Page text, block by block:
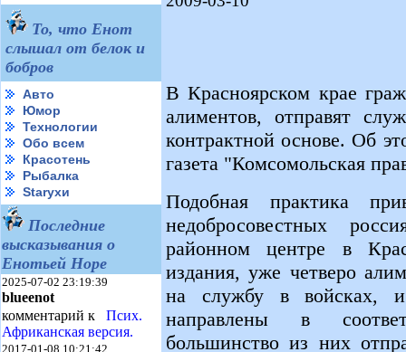
То, что Енот
слышал от белок и
бобров
Авто
Юмор
Технологии
Обо всем
Красотень
Рыбалка
Starухи
Последние
высказывания о
Енотьей Норе
2025-07-02 23:19:39
blueenot
комментарий к Псих.
Африканская версия.
2017-01-08 10:21:42
В Красноярском крае
алиментов, отправят
контрактной основе. Об
газета "Комсомольская
Подобная практика
недобросовестных
районном центре в
издания, уже четверо
на службу в войсках,
направлены в
большинство из них